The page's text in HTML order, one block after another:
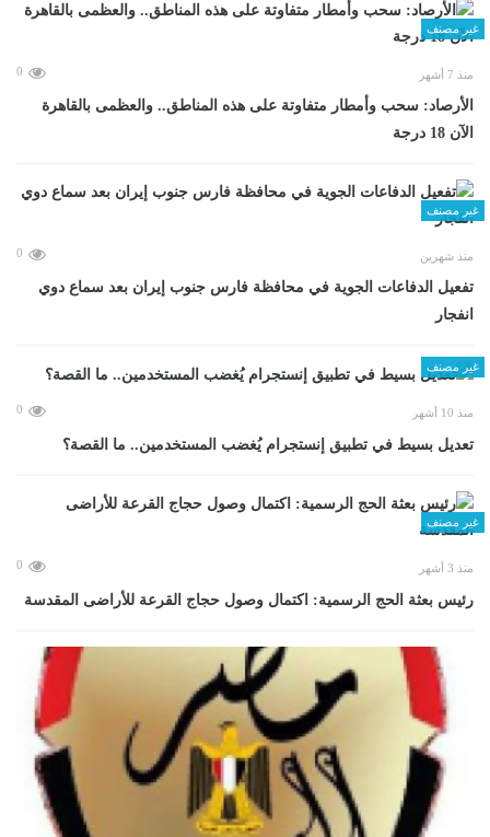
غير مصنف
منذ 7 أشهر 0
الأرصاد: سحب وأمطار متفاوتة على هذه المناطق.. والعظمى بالقاهرة
الآن 18 درجة
غير مصنف
منذ شهرين 0
تفعيل الدفاعات الجوية في محافظة فارس جنوب إيران بعد سماع دوي
انفجار
غير مصنف
منذ 10 أشهر 0
تعديل بسيط في تطبيق إنستجرام يُغضب المستخدمين.. ما القصة؟
غير مصنف
منذ 3 أشهر 0
رئيس بعثة الحج الرسمية: اكتمال وصول حجاج القرعة للأراضى المقدسة